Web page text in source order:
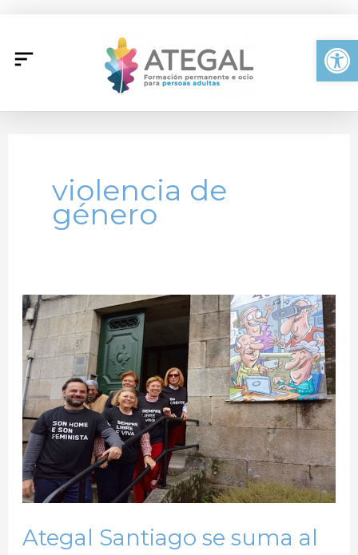
contenido
violencia de
género
Ategal Santiago se suma al
Ategal
Santiago
se
suma
al
«Compostela
en
negro»